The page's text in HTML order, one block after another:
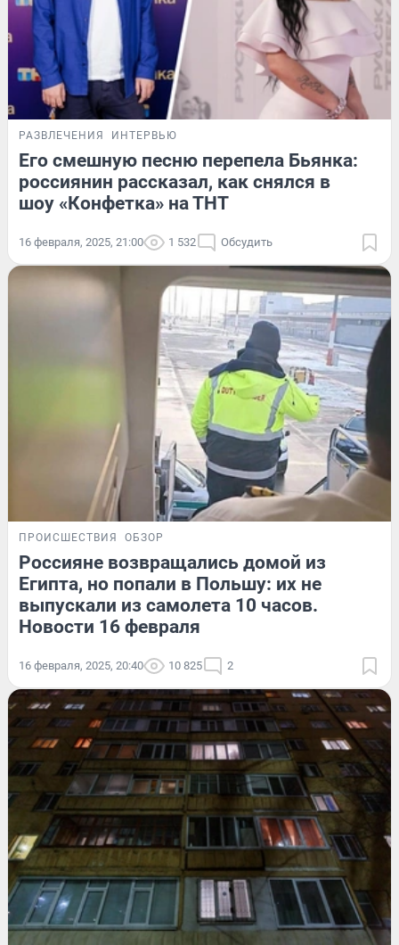
РАЗВЛЕЧЕНИЯ ИНТЕРВЬЮ
Его смешную песню перепела Бьянка:
россиянин рассказал, как снялся в
шоу «Конфетка» на ТНТ
16 февраля, 2025, 21:00 1 532 Обсудить
ПРОИСШЕСТВИЯ ОБЗОР
Россияне возвращались домой из
Египта, но попали в Польшу: их не
выпускали из самолета 10 часов.
Новости 16 февраля
16 февраля, 2025, 20:40 10 825 2